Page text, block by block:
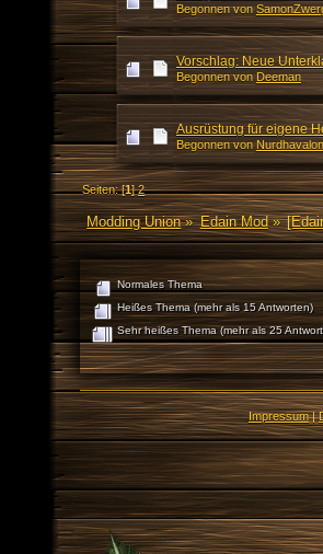
Begonnen von
Vorschlag: Neue
Begonnen von Deeman
Ausrüstung für eigene
Begonnen von Nurdhavalon
Seiten: [1]2
Modding Union» Edain Mod»
Normales Thema
Heißes Thema (mehr als 15 Antworten)
Sehr heißes Thema (mehr als 25
Impressum|